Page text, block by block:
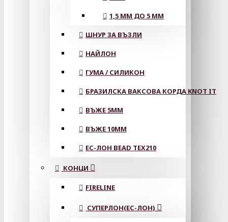
1,5 ММ ДО 5 ММ
ШНУР ЗА ВЪЗЛИ
НАЙЛОН
ГУМА / СИЛИКОН
БРАЗИЛСКА ВАКСОВА КОРДА KNOT IT
ВЪЖЕ 5MM
ВЪЖЕ 10MM
ЕС-ЛОН BEAD TEX210
КОНЦИ
FIRELINE
СУПЕРЛОН(ЕС-ЛОН)